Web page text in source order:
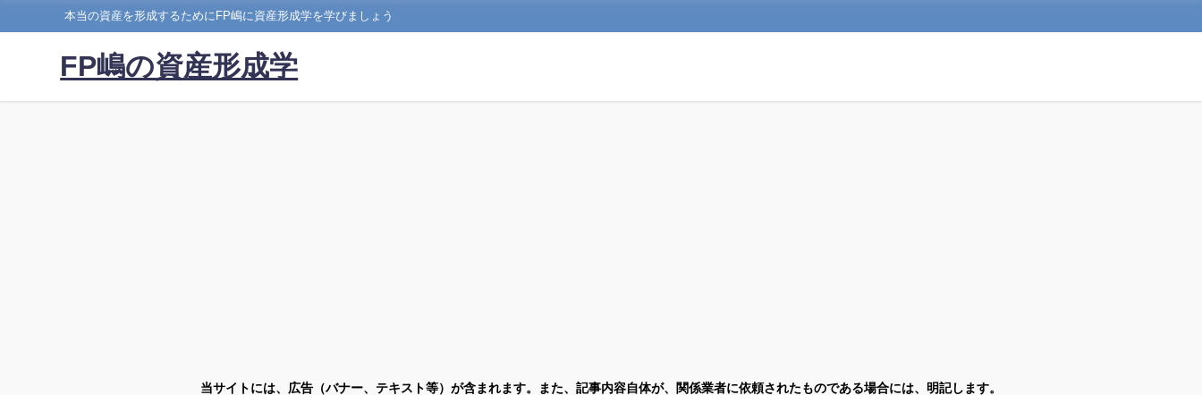
本当の資産を形成するためにFP嶋に資産形成学を学びましょう
FP嶋の資産形成学
当サイトには、広告（バナー、テキスト等）が含まれます。また、記事内容自体が、関係業者に依頼されたものである場合には、明記します。